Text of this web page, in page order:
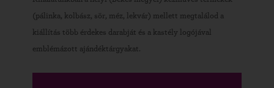
(pálinka, kolbász, sör, méz, lekvár) mellett megtalálod a
kiállítás több érdekes darabját és a kastély logójával
emblémázott ajándéktárgyakat.